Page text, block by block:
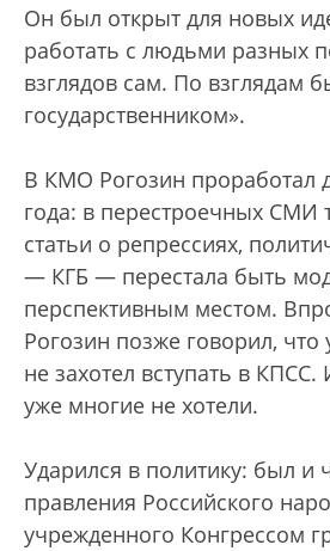
Он был открыт для новых
работать с людьми разных
взглядов сам. По взглядам
государственником».
В КМО Рогозин проработал
года: в перестроечных СМИ
статьи о репрессиях,
— КГБ — перестала быть
перспективным местом.
Рогозин позже говорил,
не захотел вступать в КПСС.
уже многие не хотели.
Ударился в политику: был и
правления Российского
учрежденного Конгрессом